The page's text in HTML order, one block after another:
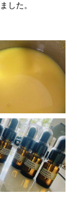
した。